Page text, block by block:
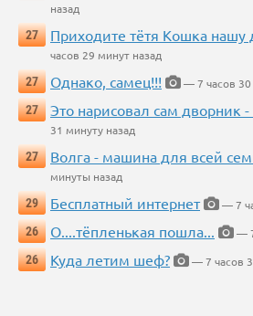
назад
27
Приходите тётя Кошка нашу
часов 29 минут назад
27
Однако, самец!!!
— 7 часов 30
27
Это нарисовал сам дворник
31 минуту назад
27
Волга - машина для всей
минуты назад
29
Бесплатный интернет
— 7
26
О....тёпленькая пошла...
—
26
Куда летим шеф? — 7 часов